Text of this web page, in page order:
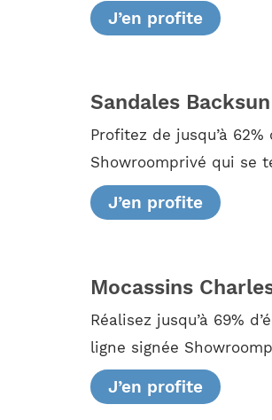
J’en profite
Sandales Backsun
Profitez de jusqu’à
Showroomprivé qui se
J’en profite
Mocassins
Réalisez jusqu’à 69%
ligne signée
J’en profite